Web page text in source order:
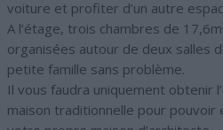
voiture et profiter d’un autre
A l’étage, trois chambres de
organisées autour de deux salles
petite famille sans problème.
Il vous faudra uniquement obtenir
maison traditionnelle pour pouvoir